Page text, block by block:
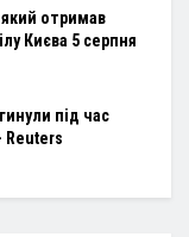
який отримав
Києва 5 серпня
під час
Reuters